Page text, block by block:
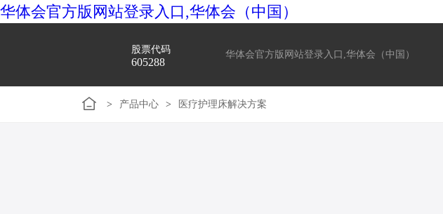
华体会官方版网站登录入口,华体会（中国）
股票代码
605288
华体会官方版网站登录入口,华体会（中国）
> 产品中心 > 医疗护理床解决方案